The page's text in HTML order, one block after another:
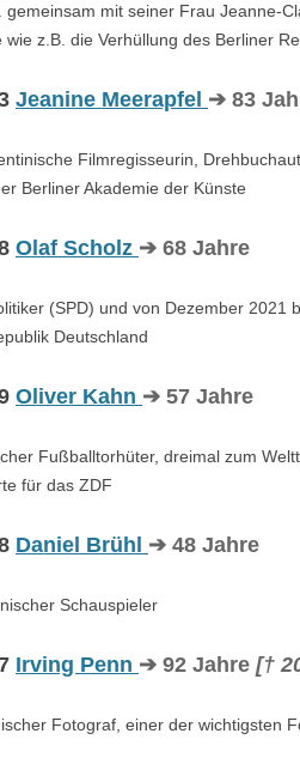
gemeinsam mit seiner Frau Jeanne-
z.B. die Verhüllung des Berliner
Jeanine Meerapfel ➔ 83
Filmregisseurin,
Berliner Akademie der Künste
Olaf Scholz ➔ 68 Jahre
(SPD) und von Dezember 2021
Deutschland
Oliver Kahn ➔ 57 Jahre
Fußballtorhüter, dreimal zum
für das ZDF
Daniel Brühl ➔ 48 Jahre
Schauspieler
Irving Penn ➔ 92 Jahre [†
Fotograf, einer der wichtigsten